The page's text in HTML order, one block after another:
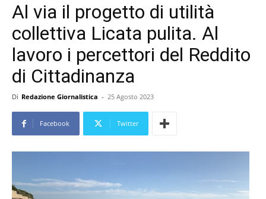
Al via il progetto di utilità
collettiva Licata pulita. Al
lavoro i percettori del Reddito
di Cittadinanza
Di Redazione Giornalistica - 25 Agosto 2023
Facebook Twitter